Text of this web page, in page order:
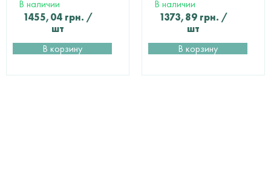
В наличии
1455,04 грн. /
шт
В корзину
В наличии
1373,89 грн. /
шт
В корзину